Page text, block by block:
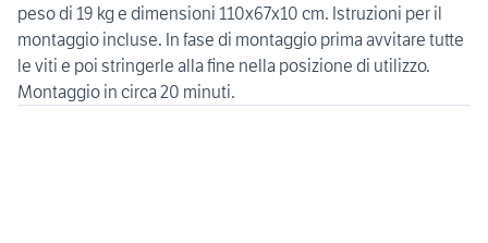
peso di 19 kg e dimensioni 110x67x10 cm. Istruzioni per il
montaggio incluse. In fase di montaggio prima avvitare tutte
le viti e poi stringerle alla fine nella posizione di utilizzo.
Montaggio in circa 20 minuti.